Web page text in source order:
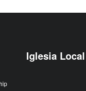
Iglesia Local